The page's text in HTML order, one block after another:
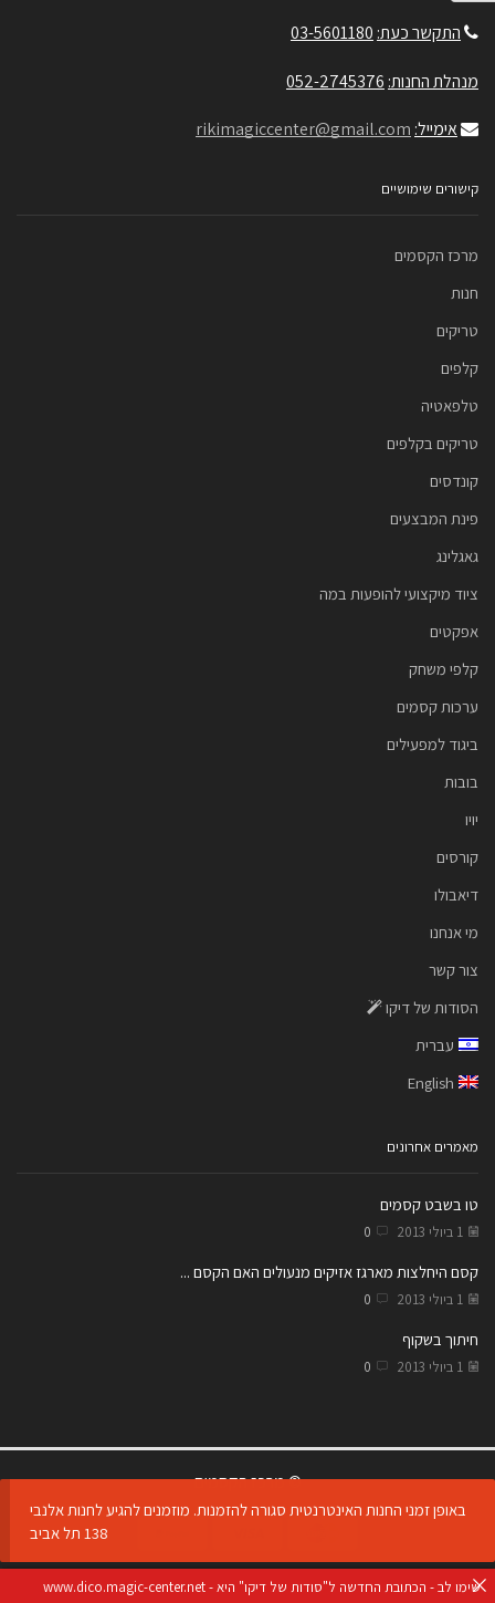
באופן זמני החנות האינטרנטית סגורה להזמנות. מוזמנים להגיע לחנות אלנבי
138 תל אביב
התקשר כעת: 03-5601180
מנהלת החנות: 052-2745376
אימייל: rikimagiccenter@gmail.com
קישורים שימושיים
מרכז הקסמים
חנות
טריקים
קלפים
טלפאטיה
טריקים בקלפים
קונדסים
פינת המבצעים
גאגלינג
ציוד מיקצועי להופעות במה
אפקטים
קלפי משחק
ערכות קסמים
ביגוד למפעילים
בובות
יויו
קורסים
דיאבולו
מי אנחנו
צור קשר
הסודות של דיקו
עברית
English
מאמרים אחרונים
טו בשבט קסמים
1 ביולי 2013 0
קסם היחלצות מארגז אזיקים מנעולים האם הקסם ...
1 ביולי 2013 0
חיתוך בשקוף
1 ביולי 2013 0
© מרכז הקסמים
שימו לב - הכתובת החדשה ל"סודות של דיקו" היא -www.dico.magic-center.net